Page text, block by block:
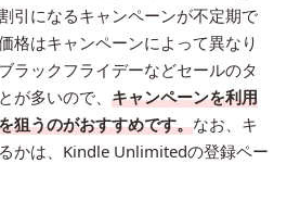
引になるキャンペーンが不定期で
格はキャンペーンによって異なり
ラックフライデーなどセールのタ
が多いので、 キャンペーンを利用
狙うのがおすすめです。なお、キ
かは、Kindle Unlimitedの登録ペー